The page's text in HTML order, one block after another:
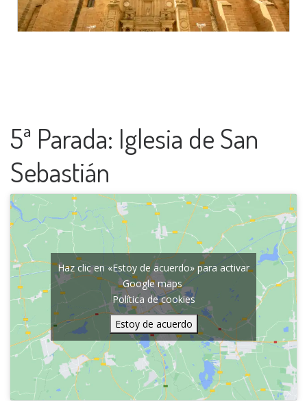
5ª Parada: Iglesia de San
Sebastián
Haz clic en «Estoy de acuerdo» para activar
Google maps
Política de cookies
Estoy de acuerdo